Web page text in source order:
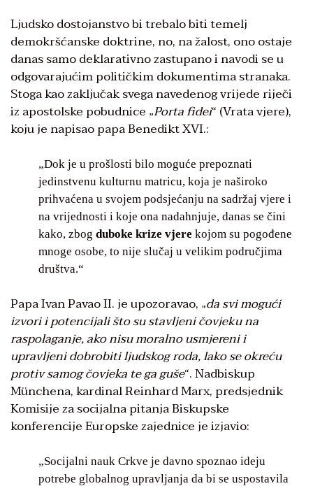
Ljudsko dostojanstvo bi trebalo biti temelj
demokršćanske doktrine, no, na žalost, ono ostaje
danas samo deklarativno zastupano i navodi se u
odgovarajućim političkim dokumentima stranaka.
Stoga kao zaključak svega navedenog vrijede riječi
iz apostolske pobudnice „Porta fidei“ (Vrata vjere),
koju je napisao papa Benedikt XVI.:
„Dok je u prošlosti bilo moguće prepoznati
jedinstvenu kulturnu matricu, koja je naširoko
prihvaćena u svojem podsjećanju na sadržaj vjere i
na vrijednosti i koje ona nadahnjuje, danas se čini
kako, zbog duboke krize vjere kojom su pogođene
mnoge osobe, to nije slučaj u velikim područjima
društva.“
Papa Ivan Pavao II. je upozoravao, „da svi mogući
izvori i potencijali što su stavljeni čovjeku na
raspolaganje, ako nisu moralno usmjereni i
upravljeni dobrobiti ljudskog roda, lako se okreću
protiv samog čovjeka te ga guše“. Nadbiskup
Münchena, kardinal Reinhard Marx, predsjednik
Komisije za socijalna pitanja Biskupske
konferencije Europske zajednice je izjavio:
„Socijalni nauk Crkve je davno spoznao ideju
potrebe globalnog upravljanja da bi se uspostavila